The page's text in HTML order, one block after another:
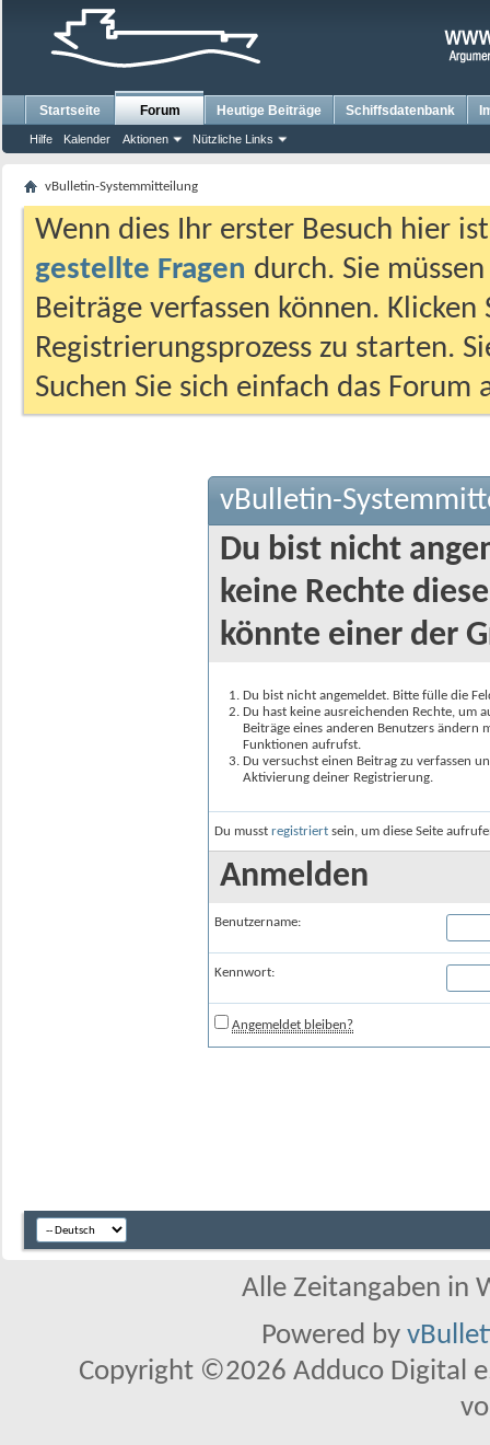
Startseite Forum
Hilfe Kalender Aktionen Nützliche Links
Heutige Beiträge Schiffsdatenbank
vBulletin-Systemmitteilung
Wenn dies Ihr erster Besuch hier
gestellte Fragen durch. Sie
Beiträge verfassen können.
Registrierungsprozess zu starten.
Suchen Sie sich einfach das
vBulletin-
Du bist nicht
keine Rechte
könnte einer der
Du bist nicht angemeldet. Bitte fülle die
Du hast keine ausreichenden Rechte, um
Beiträge eines anderen Benutzers
Funktionen aufrufst.
Du versuchst einen Beitrag zu verfassen
Aktivierung deiner Registrierung.
Du musst registriert sein, um diese Seite
Anmelden
Benutzername:
Kennwort:
Angemeldet bleiben?
Alle Zeitangaben in
Powered by
Copyright ©2026 Adduco Digital